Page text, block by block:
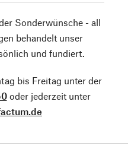
Sonderwünsche - all
behandelt unser
und fundiert.
bis Freitag unter der
oder jederzeit unter